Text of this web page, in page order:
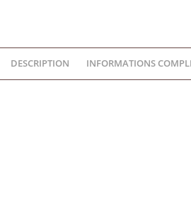
DESCRIPTION INFORMATIONS